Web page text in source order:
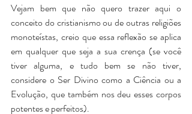
Vejam bem que não quero trazer aqui o
conceito do cristianismo ou de outras religiões
monoteístas, creio que essa reflexão se aplica
em qualquer que seja a sua crença (se você
tiver alguma, e tudo bem se não tiver,
considere o Ser Divino como a Ciência ou a
Evolução, que também nos deu esses corpos
potentes e perfeitos).